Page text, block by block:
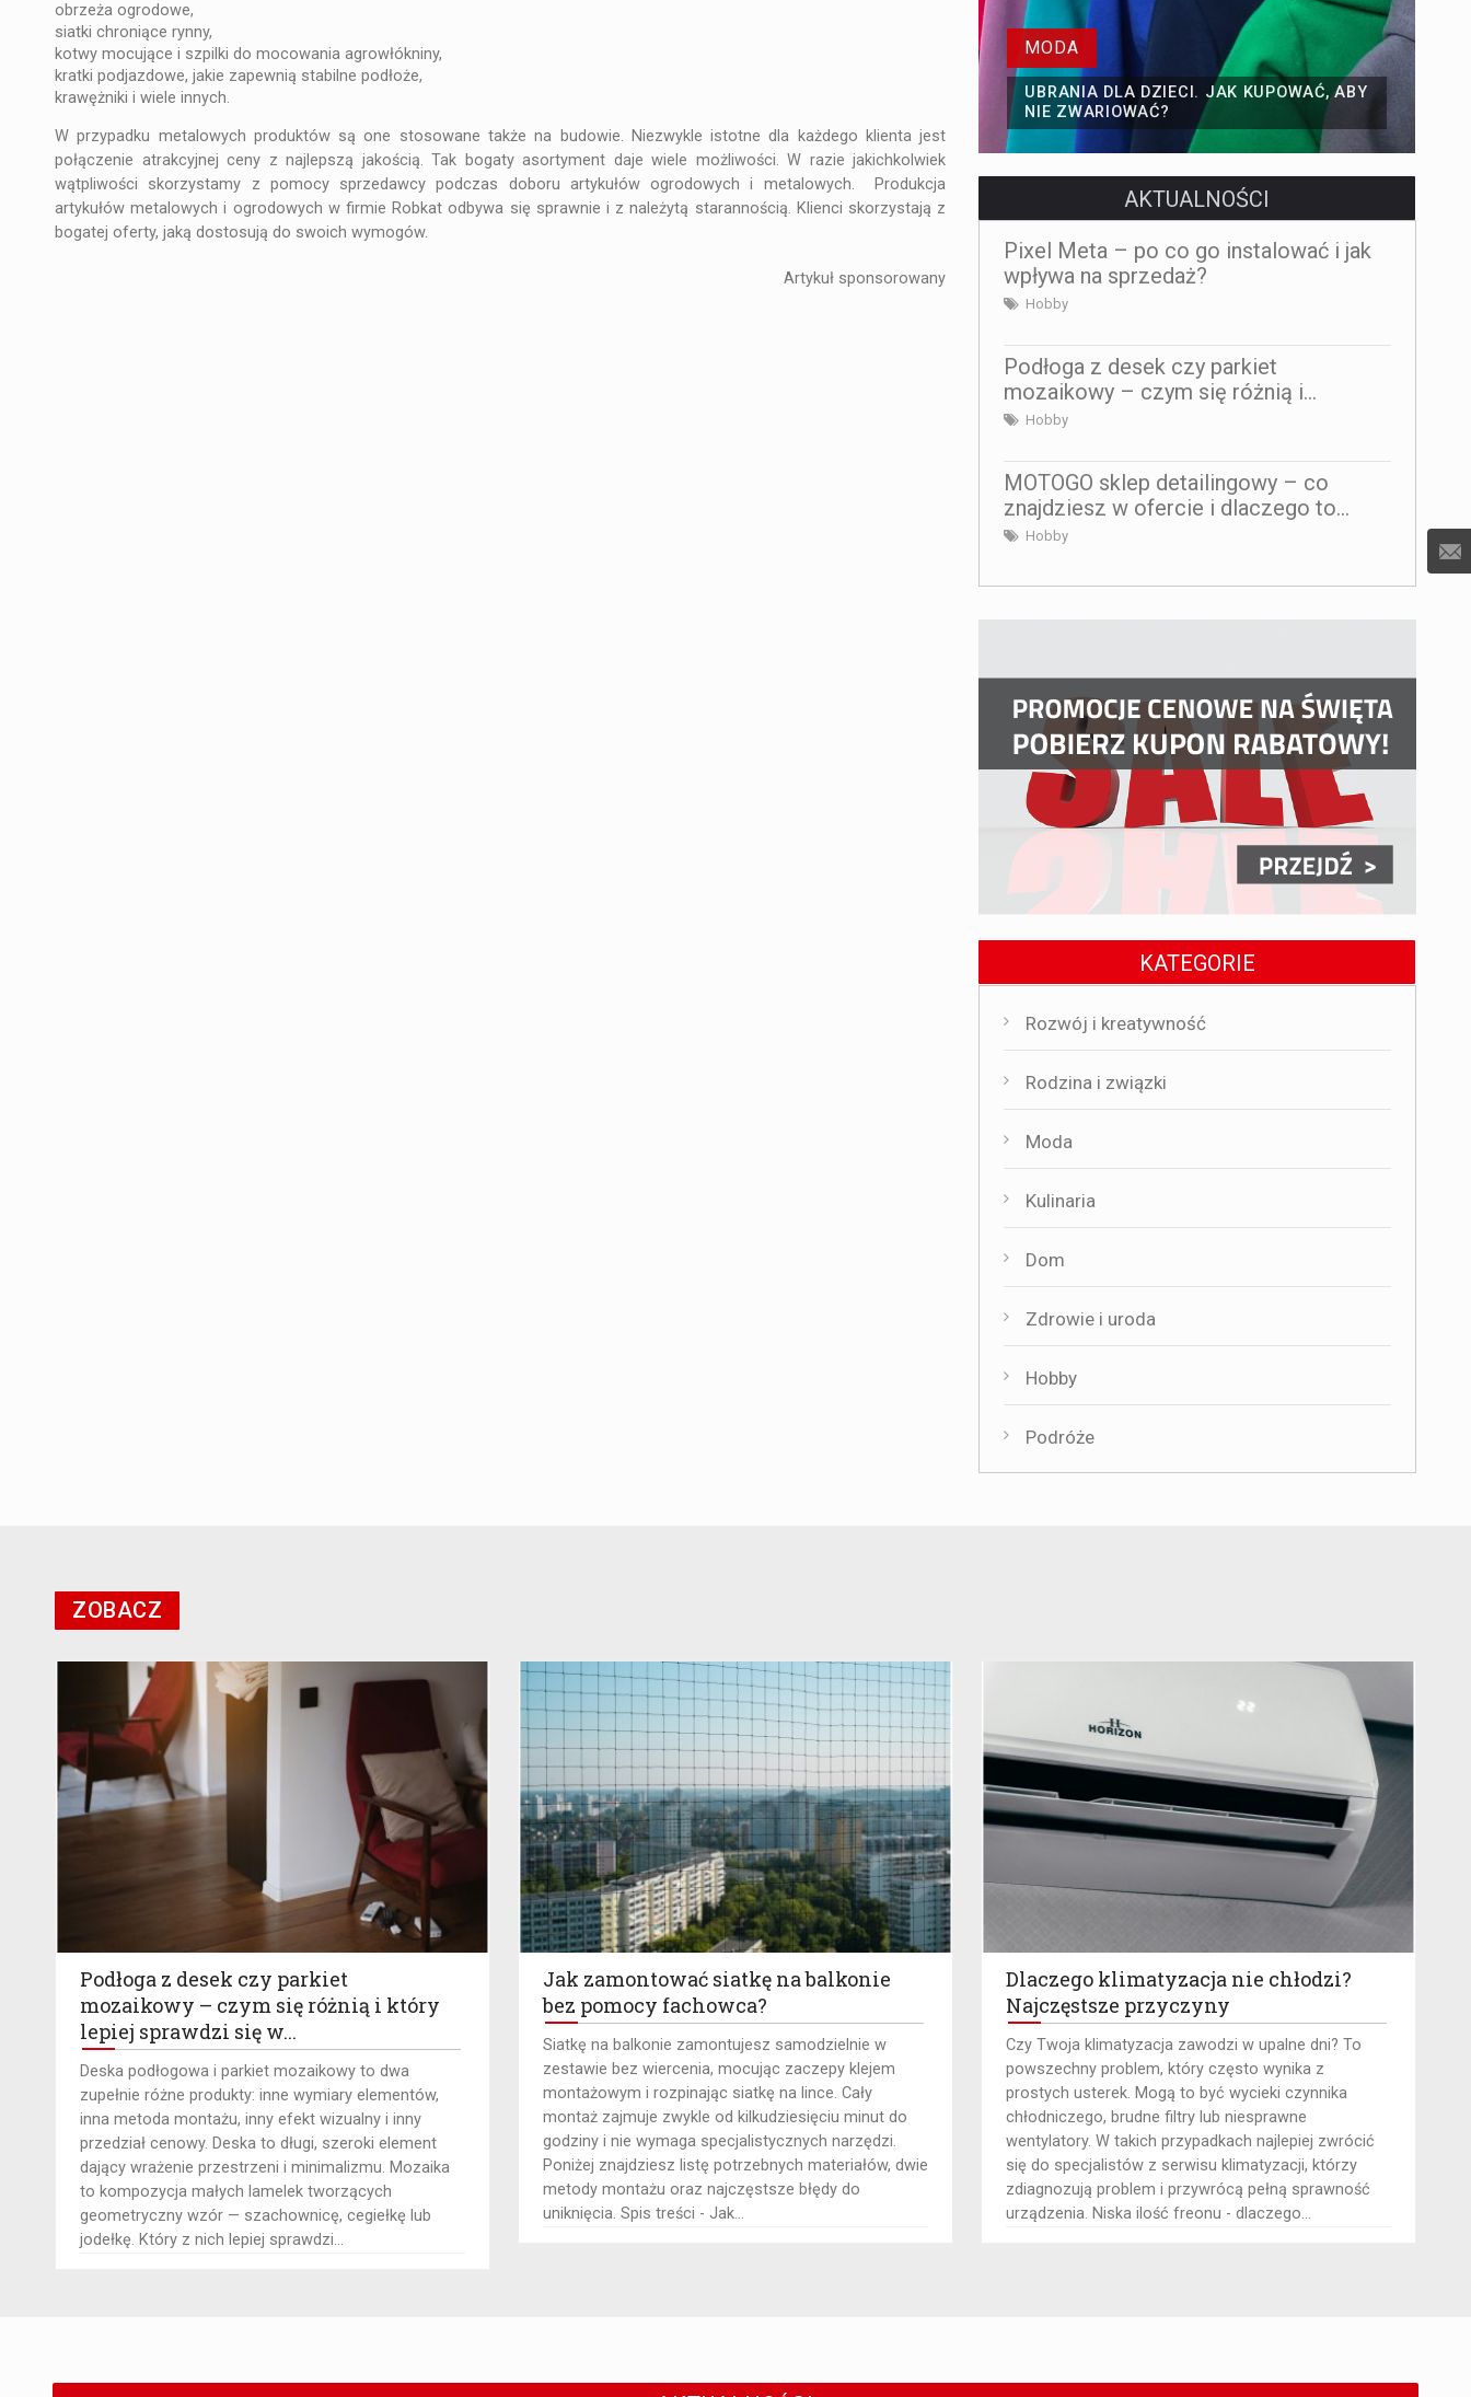
obrzeża ogrodowe,
siatki chroniące rynny,
kotwy mocujące i szpilki do mocowania agrowłókniny,
kratki podjazdowe, jakie zapewnią stabilne podłoże,
krawężniki i wiele innych.
W przypadku metalowych produktów są one stosowane także na budowie. Niezwykle istotne dla każdego klienta jest
połączenie atrakcyjnej ceny z najlepszą jakością. Tak bogaty asortyment daje wiele możliwości. W razie jakichkolwiek
wątpliwości skorzystamy z pomocy sprzedawcy podczas doboru artykułów ogrodowych i metalowych. Produkcja
artykułów metalowych i ogrodowych w firmie Robkat odbywa się sprawnie i z należytą starannością. Klienci skorzystają z
bogatej oferty, jaką dostosują do swoich wymogów.
Artykuł sponsorowany
MODA
UBRANIA DLA DZIECI. JAK KUPOWAĆ, ABY
NIE ZWARIOWAĆ?
AKTUALNOŚCI
Pixel Meta – po co go instalować i jak
wpływa na sprzedaż?
Hobby
Podłoga z desek czy parkiet
mozaikowy – czym się różnią i...
Hobby
MOTOGO sklep detailingowy – co
znajdziesz w ofercie i dlaczego to...
Hobby
KATEGORIE
Rozwój i kreatywność
Rodzina i związki
Moda
Kulinaria
Dom
Zdrowie i uroda
Hobby
Podróże
ZOBACZ
Podłoga z desek czy parkiet
mozaikowy – czym się różnią i który
lepiej sprawdzi się w...
​Deska podłogowa i parkiet mozaikowy to dwa
zupełnie różne produkty: inne wymiary elementów,
inna metoda montażu, inny efekt wizualny i inny
przedział cenowy. Deska to długi, szeroki element
dający wrażenie przestrzeni i minimalizmu. Mozaika
to kompozycja małych lamelek tworzących
geometryczny wzór — szachownicę, cegiełkę lub
jodełkę. Który z nich lepiej sprawdzi...
Jak zamontować siatkę na balkonie
bez pomocy fachowca?
​Siatkę na balkonie zamontujesz samodzielnie w
zestawie bez wiercenia, mocując zaczepy klejem
montażowym i rozpinając siatkę na lince. Cały
montaż zajmuje zwykle od kilkudziesięciu minut do
godziny i nie wymaga specjalistycznych narzędzi.
Poniżej znajdziesz listę potrzebnych materiałów, dwie
metody montażu oraz najczęstsze błędy do
uniknięcia. Spis treści - Jak...
Dlaczego klimatyzacja nie chłodzi?
Najczęstsze przyczyny
​Czy Twoja klimatyzacja zawodzi w upalne dni? To
powszechny problem, który często wynika z
prostych usterek. Mogą to być wycieki czynnika
chłodniczego, brudne filtry lub niesprawne
wentylatory. W takich przypadkach najlepiej zwrócić
się do specjalistów z serwisu klimatyzacji, którzy
zdiagnozują problem i przywrócą pełną sprawność
urządzenia. Niska ilość freonu - dlaczego...